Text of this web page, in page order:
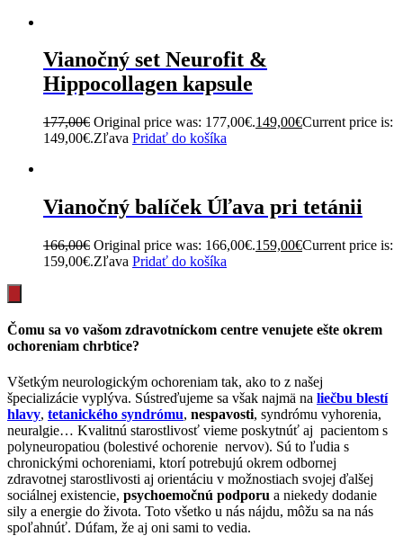
Vianočný set Neurofit &
Hippocollagen kapsule
177,00€ Original price was: 177,00€.149,00€Current price is:
149,00€.Zľava Pridať do košíka
Vianočný balíček Úľava pri tetánii
166,00€ Original price was: 166,00€.159,00€Current price is:
159,00€.Zľava Pridať do košíka
Čomu sa vo vašom zdravotníckom centre venujete ešte okrem
ochoreniam chrbtice?
Všetkým neurologickým ochoreniam tak, ako to z našej
špecializácie vyplýva. Sústreďujeme sa však najmä na liečbu blestí
hlavy, tetanického syndrómu, nespavosti, syndrómu vyhorenia,
neuralgie… Kvalitnú starostlivosť vieme poskytnúť aj pacientom s
polyneuropatiou (bolestivé ochorenie nervov). Sú to ľudia s
chronickými ochoreniami, ktorí potrebujú okrem odbornej
zdravotnej starostlivosti aj orientáciu v možnostiach svojej ďalšej
sociálnej existencie, psychoemočnú podporu a niekedy dodanie
sily a energie do života. Toto všetko u nás nájdu, môžu sa na nás
spoľahnúť. Dúfam, že aj oni sami to vedia.